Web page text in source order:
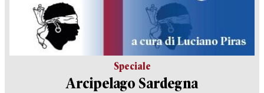
Speciale
Arcipelago Sardegna